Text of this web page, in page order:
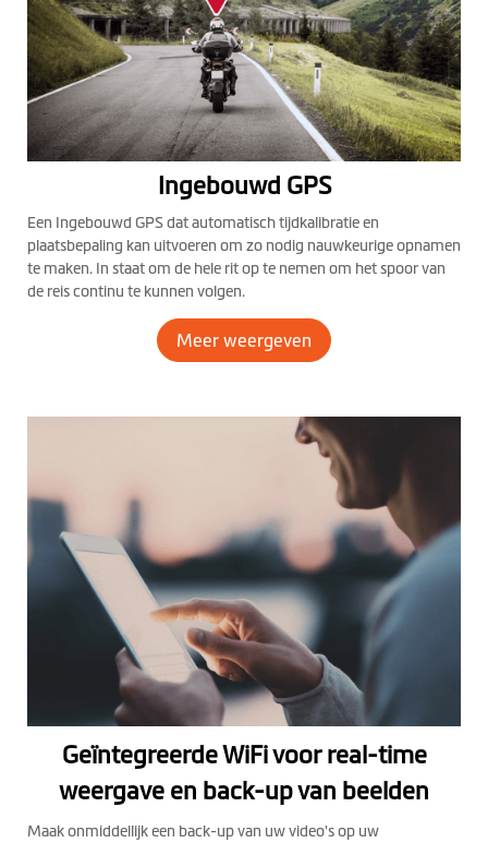
Ingebouwd GPS
Een Ingebouwd GPS dat automatisch tijdkalibratie en
plaatsbepaling kan uitvoeren om zo nodig nauwkeurige opnamen
te maken. In staat om de hele rit op te nemen om het spoor van
de reis continu te kunnen volgen.
Meer weergeven
Geïntegreerde WiFi voor real-time
weergave en back-up van beelden
Maak onmiddellijk een back-up van uw video's op uw